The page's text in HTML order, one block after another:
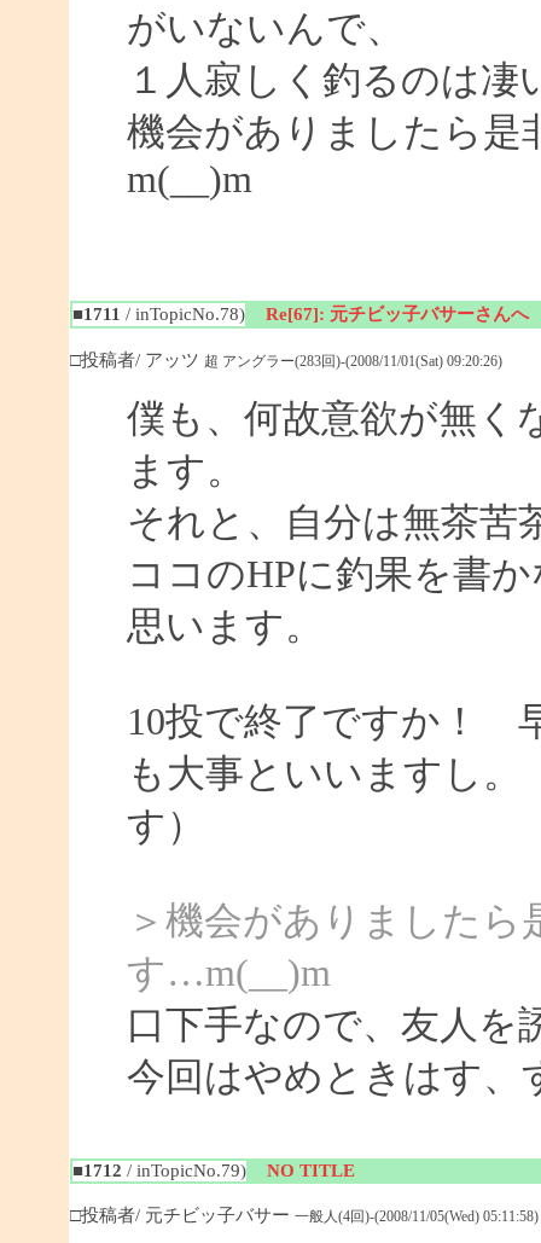
がいないんで、
１人寂しく釣るのは凄
機会がありましたら
m(__)m
■1711 / inTopicNo.78) Re[67]: 元チビッ子バサーさんへ
□投稿者/ アッツ 超 アングラー(283回)-(2008/11/01(Sat) 09:20:26)
僕も、何故意欲が無く
ます。
それと、自分は無茶苦
ココのHPに釣果を書
思います。
10投で終了ですか！
も大事といいますし
す）
＞機会がありました
す…m(__)m
口下手なので、友人
今回はやめときはす、
■1712 / inTopicNo.79) NO TITLE
□投稿者/ 元チビッ子バサー 一般人(4回)-(2008/11/05(Wed) 05:11:58)